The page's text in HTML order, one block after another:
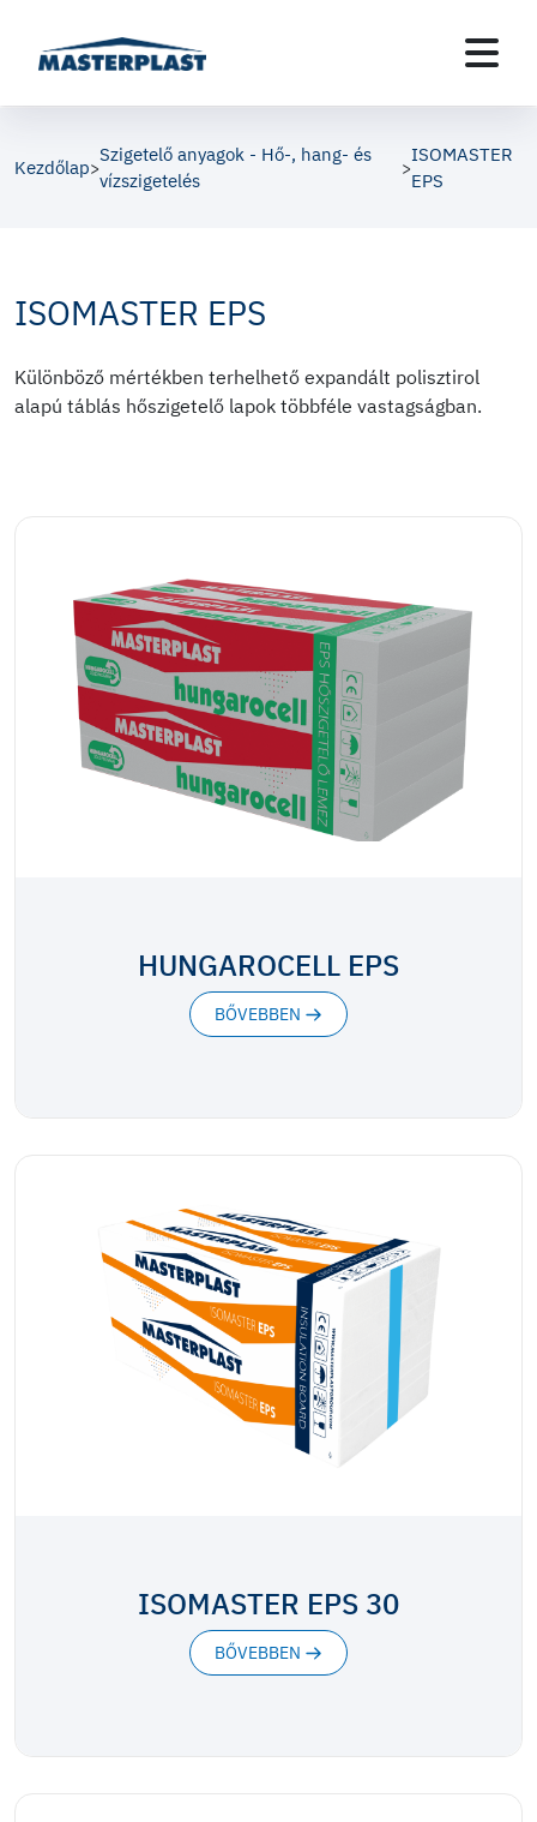
Kezdőlap>
Szigetelő anyagok - Hő-, hang- és
vízszigetelés
>
ISOMASTER
EPS
ISOMASTER EPS
Különböző mértékben terhelhető expandált polisztirol
alapú táblás hőszigetelő lapok többféle vastagságban.
HUNGAROCELL EPS
BŐVEBBEN
ISOMASTER EPS 30
BŐVEBBEN